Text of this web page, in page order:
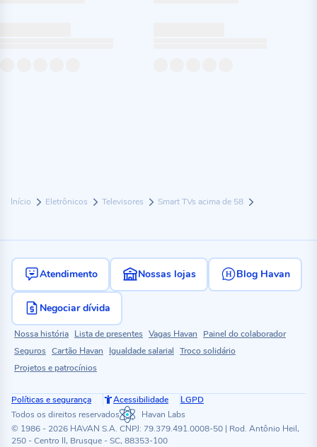
Início Eletrônicos Televisores Smart TVs acima de 58
Atendimento Nossas lojas Blog Havan
Negociar dívida
Nossa história Lista de presentes Vagas Havan
Painel do colaborador
Seguros Cartão Havan Igualdade salarial Troco solidário
Projetos e patrocínios
Políticas e segurança Acessibilidade
LGPD
Todos os direitos reservados
Havan Labs
© 1986 - 2026 HAVAN S.A. CNPJ: 79.379.491.0008-50 | Rod. Antônio Heil,
250 - Centro II, Brusque - SC, 88353-100